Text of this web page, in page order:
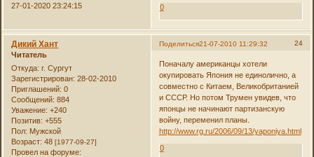
27-01-2020 23:24:15
0
Поделиться 24
21-07-2010 11:29:32
Дикий Хант
Читатель
Откуда: г. Сургут
Зарегистрирован: 28-02-2010
Приглашений: 0
Сообщений: 884
Уважение: +240
Позитив: +555
Пол: Мужской
Возраст: 48[1977-09-27]
Провел на форуме:
Поначалу американцы хотели
окупировать Япония не единолично, а
совместно с Китаем, Великобританией
и СССР. Но потом Трумен увидев, что
японцы не начинают партизанскую
войну, переменил планы.
http://www.rg.ru/2006/09/13/yaponiya.html
0